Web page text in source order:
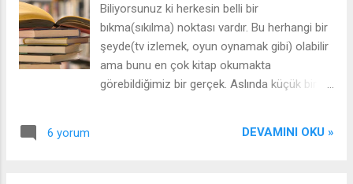
yoksa sadece şunları yapın; a-
Modeminizdeki tüm kablolar takılmış mı. b-
Modeminizden bilgisayarınıza gelen kablo
takılmış mı ve kabloda herhangi bir sorun var
mı(örneğin; kablo sıkışmış veya ezilmiş
ve çalıştığından emin misiniz. Yukarıda
Biliyorsunuz ki herkesin belli bir
bıkma(sıkılma) noktası vardır. Bu herhangi bir
şeyde(tv izlemek, oyun oynamak gibi) olabilir
ama bunu en çok kitap okumakta
görebildiğimiz bir gerçek. Aslında küçük bir
çoğunluğun cevabında "kitap okumak"
6 yorum DEVAMINI OKU »